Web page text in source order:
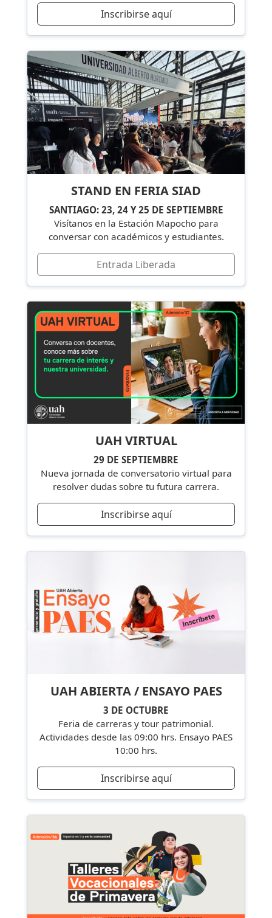
Inscribirse aquí
STAND EN FERIA SIAD
SANTIAGO: 23, 24 Y 25 DE SEPTIEMBRE
Visítanos en la Estación Mapocho para
conversar con académicos y estudiantes.
Entrada Liberada
UAH VIRTUAL
29 DE SEPTIEMBRE
Nueva jornada de conversatorio virtual para
resolver dudas sobre tu futura carrera.
Inscribirse aquí
UAH ABIERTA / ENSAYO PAES
3 DE OCTUBRE
Feria de carreras y tour patrimonial.
Actividades desde las 09:00 hrs. Ensayo PAES
10:00 hrs.
Inscribirse aquí